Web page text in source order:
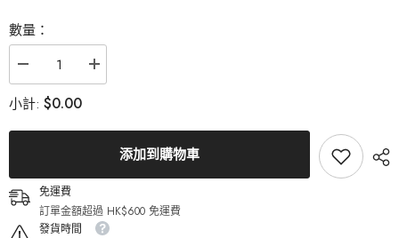
數量：
Cosplay
Contact
Sharingan
1
數
增
Contact
Lenses
的
數
小計: $0.00
添加到購物車
免運費
訂單金額超過 HK$600 免運費
發貨時間